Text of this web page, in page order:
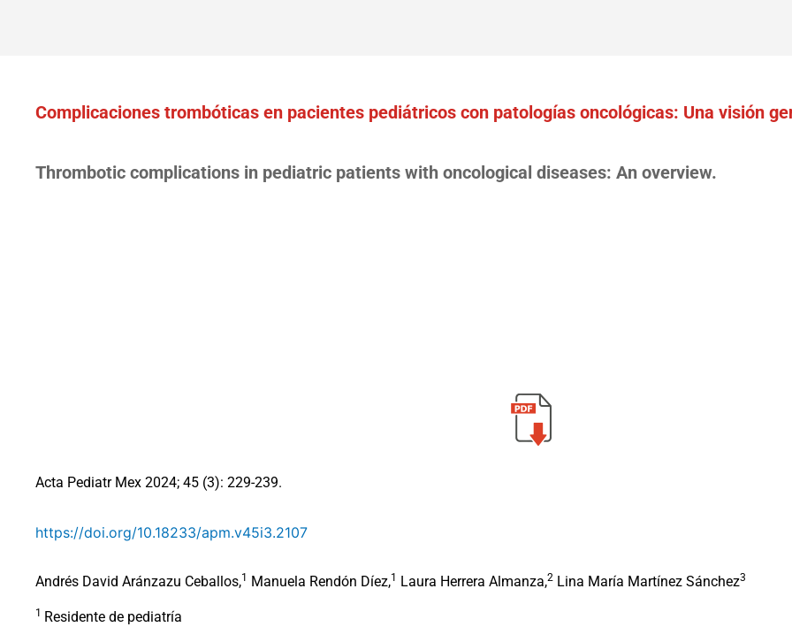
Complicaciones trombóticas en pacientes pediátricos con patologías oncológicas: Una visión
Thrombotic complications in pediatric patients with oncological diseases: An overview.
Acta Pediatr Mex 2024; 45 (3): 229-239.
https://doi.org/10.18233/apm.v45i3.2107
Andrés David Aránzazu Ceballos,1 Manuela Rendón Díez,1 Laura Herrera Almanza,2 Lina María Martínez Sánchez3
1 Residente de pediatría